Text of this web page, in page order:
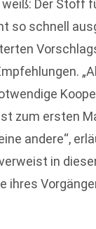
Der Stoff
so schnell
zum ersten
andere“,
in
ihres